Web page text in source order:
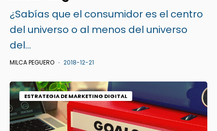
¿Sabías que el consumidor es el centro
del universo o al menos del universo
del...
MILCA PEGUERO 2018-12-21
ESTRATEGIA DE MARKETING DIGITAL